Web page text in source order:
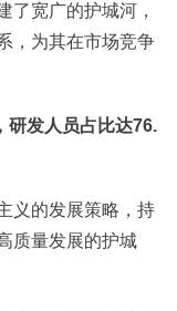
了宽广的护城河，
，为其在市场竞争
研发人员占比达76.
义的发展策略，持
质量发展的护城